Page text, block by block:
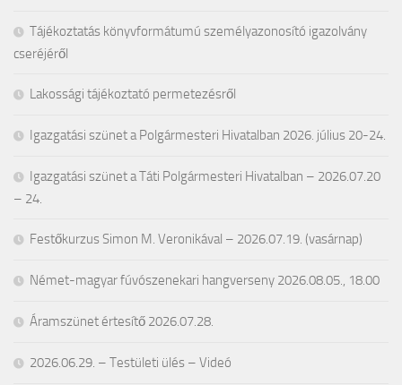
Tájékoztatás könyvformátumú személyazonosító igazolvány
cseréjéről
Lakossági tájékoztató permetezésről
Igazgatási szünet a Polgármesteri Hivatalban 2026. július 20-24.
Igazgatási szünet a Táti Polgármesteri Hivatalban – 2026.07.20
– 24.
Festőkurzus Simon M. Veronikával – 2026.07.19. (vasárnap)
Német-magyar fúvószenekari hangverseny 2026.08.05., 18.00
Áramszünet értesítő 2026.07.28.
2026.06.29. – Testületi ülés – Videó